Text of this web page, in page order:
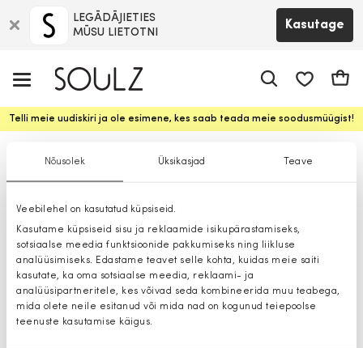
Nõusolek Üksikasjad Teave
Veebilehel on kasutatud küpsiseid.
Kasutame küpsiseid sisu ja reklaamide isikupärastamiseks,
sotsiaalse meedia funktsioonide pakkumiseks ning liikluse
analüüsimiseks. Edastame teavet selle kohta, kuidas meie saiti
kasutate, ka oma sotsiaalse meedia, reklaami- ja
analüüsipartneritele, kes võivad seda kombineerida muu teabega,
mida olete neile esitanud või mida nad on kogunud teiepoolse
teenuste kasutamise käigus.
LEGĀDĀJIETIES
MŪSU LIETOTNI
Kasutage
Telli meie uudiskiri ja ole esimene, kes saab teada meie soodusmüügist!
Sallid